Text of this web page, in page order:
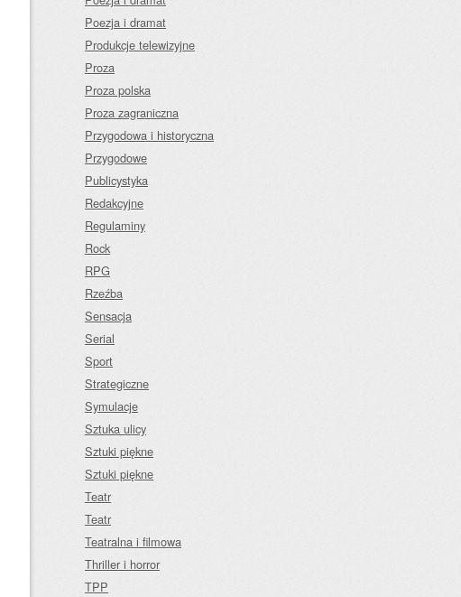
Poezja i dramat
Produkcje telewizyjne
Proza
Proza polska
Proza zagraniczna
Przygodowa i historyczna
Przygodowe
Publicystyka
Redakcyjne
Regulaminy
Rock
RPG
Rzeźba
Sensacja
Serial
Sport
Strategiczne
Symulacje
Sztuka ulicy
Sztuki piękne
Sztuki piękne
Teatr
Teatr
Teatralna i filmowa
Thriller i horror
TPP